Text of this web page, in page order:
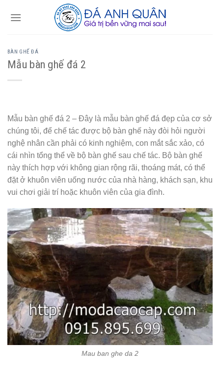
BÀN GHẾ ĐÁ
Mẫu bàn ghế đá 2
Mẫu bàn ghế đá 2 – Đây là mẫu bàn ghế đá đẹp của cơ sở
chúng tôi, để chế tác được bộ bàn ghế này đòi hỏi người
nghệ nhân cần phải có kinh nghiệm, con mắt sắc xảo, có
cái nhìn tổng thể về bộ bàn ghế sau chế tác. Bộ bàn ghế
này thích hợp với không gian rộng rãi, thoáng mát, có thể
đặt ở khuôn viên uống nước của nhà hàng, khách sạn, khu
vui chơi giải trí hoặc khuôn viên của gia đình.
Mau ban ghe da 2